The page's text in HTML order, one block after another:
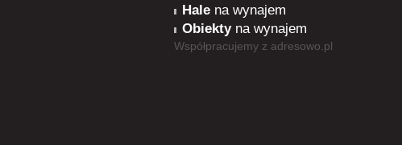
Hale na wynajem
Obiektyna wynajem
Współpracujemy z adresowo.pl